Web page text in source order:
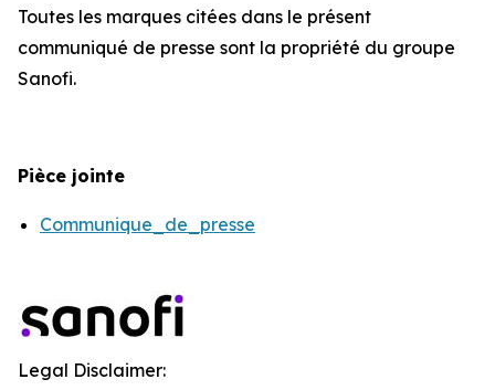
Toutes les marques citées dans le présent
communiqué de presse sont la propriété du groupe
Sanofi.
Pièce jointe
Communique_de_presse
Legal Disclaimer: